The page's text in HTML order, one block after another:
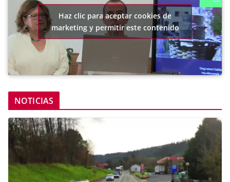
Haz clic para aceptar cookies de
marketing y permitir este contenido
NOTICIAS